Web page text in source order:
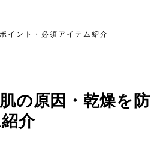
イント・必須アイテム紹介
の原因・乾燥を防
介